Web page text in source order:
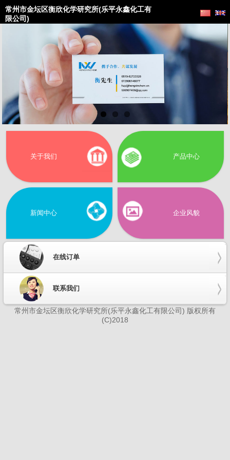
常州市金坛区衡欣化学研究所(乐平永鑫化工有
限公司)
关于我们 产品中心
新闻中心 企业风貌
在线订单
联系我们
常州市金坛区衡欣化学研究所(乐平永鑫化工有限公司) 版权所有
(C)2018